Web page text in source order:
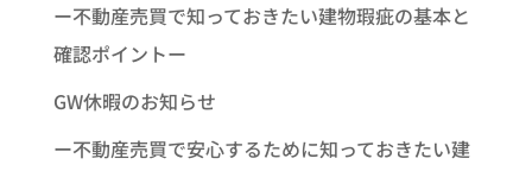
ー不動産売買で知っておきたい建物瑕疵の基本と
確認ポイントー
GW休暇のお知らせ
ー不動産売買で安心するために知っておきたい建